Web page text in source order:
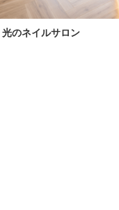
のネイルサロン